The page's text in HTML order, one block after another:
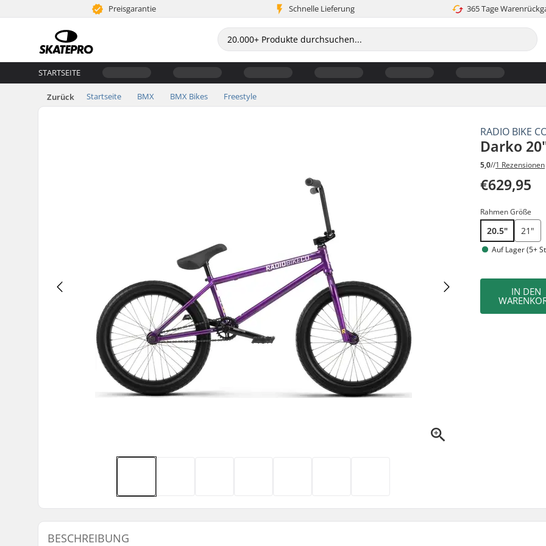
Preisgarantie Schnelle Lieferung 365 Tage
STARTSEITE
Zurück Startseite BMX BMX Bikes Freestyle
RADIO BIKE
Darko
5,0//1 Rezensionen
€629,95
Rahmen Größe
20.5" 21"
Auf Lager (5+
IN DEN
BESCHREIBUNG